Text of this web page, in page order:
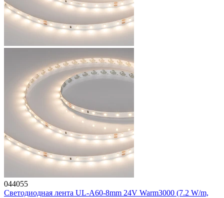
044055
Светодиодная лента UL-A60-8mm 24V Warm3000 (7.2 W/m,